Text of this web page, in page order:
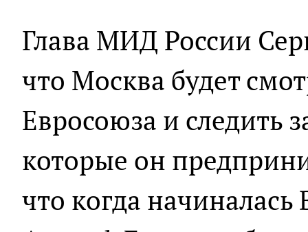
Глава МИД России
что Москва будет
Евросоюза и следить
которые он
что когда